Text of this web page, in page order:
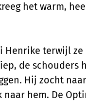
het warm,
Henrike terwijl
de schouders
Hij zocht
hem. De